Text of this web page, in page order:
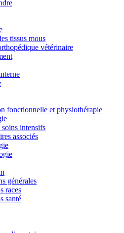
tissus mous
vétérinaire
fonctionnelle et physiothérapie
intensifs
associés
générales
races
santé